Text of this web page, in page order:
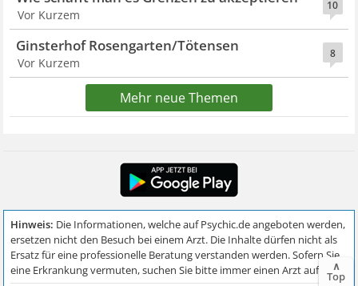
10
Vor Kurzem
8
Ginsterhof Rosengarten/Tötensen
Vor Kurzem
Mehr neue Themen
∧
Top